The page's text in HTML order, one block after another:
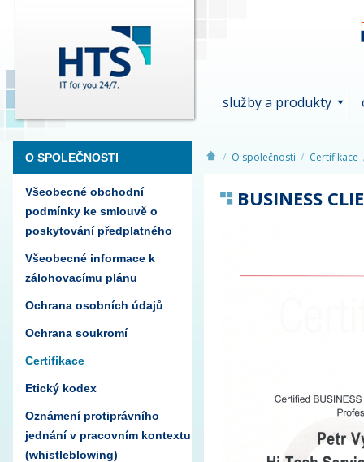
služby a produkty
O SPOLEČNOSTI
Všeobecné obchodní
podmínky ke smlouvě o
poskytování předplatného
Všeobecné informace k
zálohovacímu plánu
Ochrana osobních údajů
Ochrana soukromí
Certifikace
Etický kodex
Oznámení protiprávního
jednání v pracovním kontextu
(whistleblowing)
O společnosti Certifikace
BUSINESS